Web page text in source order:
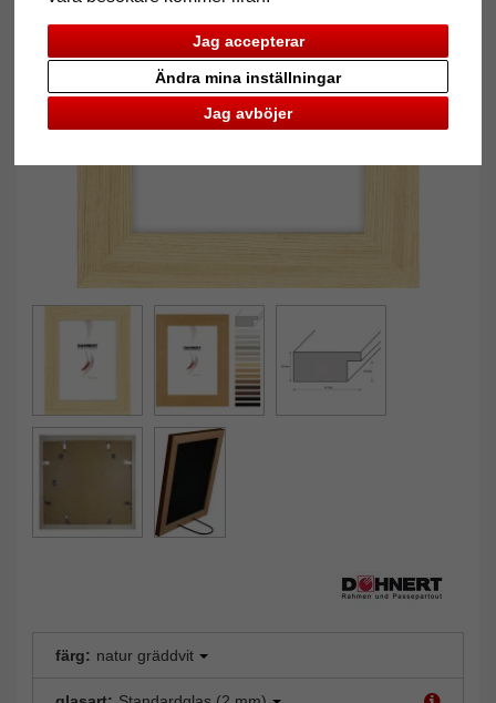
Jag accepterar
Jag avböjer
Ändra mina inställningar
färg: natur gräddvit